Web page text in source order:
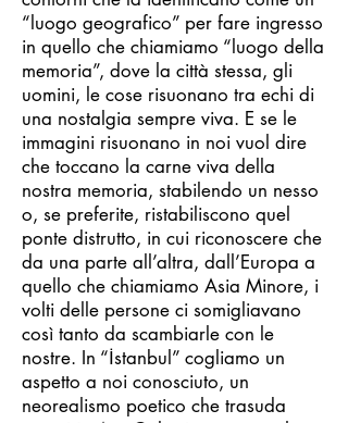
“luogo geografico” per fare ingresso
in quello che chiamiamo “luogo della
memoria”, dove la città stessa, gli
uomini, le cose risuonano tra echi di
una nostalgia sempre viva. E se le
immagini risuonano in noi vuol dire
che toccano la carne viva della
nostra memoria, stabilendo un nesso
o, se preferite, ristabiliscono quel
ponte distrutto, in cui riconoscere che
da una parte all’altra, dall’Europa a
quello che chiamiamo Asia Minore, i
volti delle persone ci somigliavano
così tanto da scambiarle con le
nostre. In “İstanbul” cogliamo un
aspetto a noi conosciuto, un
neorealismo poetico che trasuda